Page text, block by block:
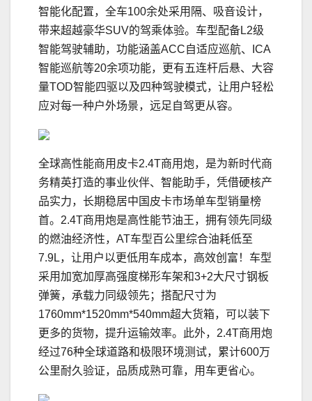
智能化配置，全车100余处采用隔、吸音设计，
带来超越豪华SUV的驾乘体验。车型配备L2级
智能驾驶辅助，功能涵盖ACC自适应巡航、ICA
智能巡航等20余项功能，更有五连杆后悬、大容
量TOD智能四驱以及四种驾驶模式，让用户轻松
应对每一种户外场景，远足自驾更从容。
全球高性能商用皮卡2.4T商用炮，是为新时代商
务精英打造的事业伙伴、智能助手，凭借硬核产
品实力，长期稳居中国皮卡市场单车型销量榜
首。2.4T商用炮是高性能节油王，拥有领先同级
的燃油经济性，AT车型百公里综合油耗低至
7.9L，让用户以更低用车成本，高效创富！车型
采用加宽加厚高强度梯形车架和3+2大尺寸钢板
弹簧，承载力同级领先；搭配尺寸为
1760mm*1520mm*540mm超大货箱，可以装下
更多的货物，提升运输效率。此外，2.4T商用炮
经过76种全球道路和极限环境测试，累计600万
公里耐久验证，品质成熟可靠，用车更省心。